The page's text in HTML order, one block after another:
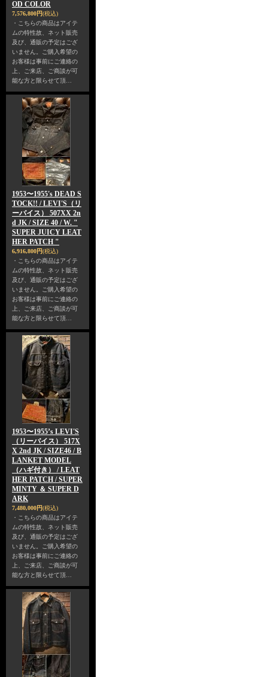
OD COLOR
7,576,800円(税込)
・こちらの商品はアイテ
ムの特性故、ネット販売
及び、通販の予定はござ
いません。ご購入希望の
お客様は事前にご連絡の
上、ご来店、ご商談が可
能な方と限らせて頂…
1953〜1955's DEAD S
TOCK!! / LEVI'S（リ
ーバイス） 507XX 2n
d JK / SIZE 40 / W. "
SUPER JUICY LEAT
HER PATCH "
6,916,800円(税込)
・こちらの商品はアイテ
ムの特性故、ネット販売
及び、通販の予定はござ
いません。ご購入希望の
お客様は事前にご連絡の
上、ご来店、ご商談が可
能な方と限らせて頂…
1953〜1955’s LEVI'S
（リーバイス） 517X
X 2nd JK / SIZE46 / B
LANKET MODEL
（ハギ付き） / LEAT
HER PATCH / SUPER
MINTY ＆ SUPER D
ARK
7,480,000円(税込)
・こちらの商品はアイテ
ムの特性故、ネット販売
及び、通販の予定はござ
いません。ご購入希望の
お客様は事前にご連絡の
上、ご来店、ご商談が可
能な方と限らせて頂…